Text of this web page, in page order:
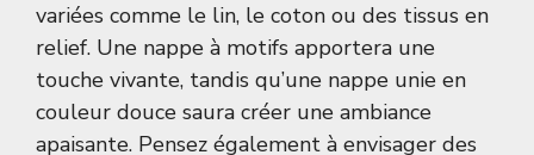
variées comme le lin, le coton ou des tissus en
relief. Une nappe à motifs apportera une
touche vivante, tandis qu’une nappe unie en
couleur douce saura créer une ambiance
apaisante. Pensez également à envisager des